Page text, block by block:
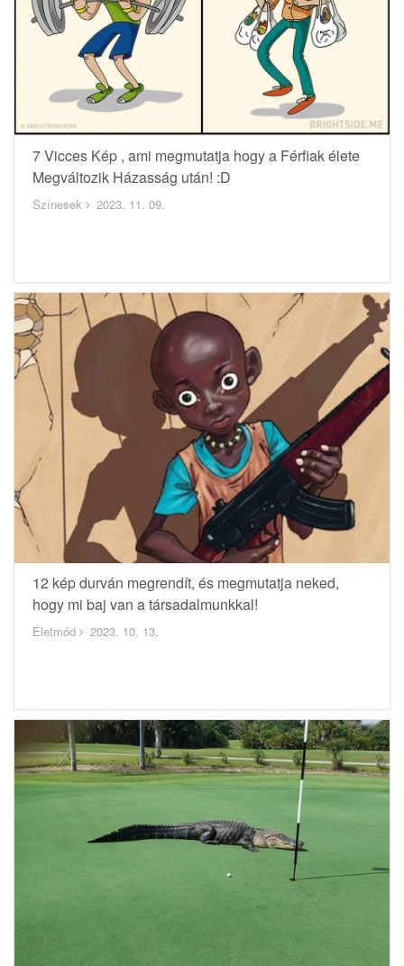
7 Vicces Kép , ami megmutatja hogy a Férfiak élete
Megváltozik Házasság után! :D
Színesek 2023. 11. 09.
12 kép durván megrendít, és megmutatja neked,
hogy mi baj van a társadalmunkkal!
Életmód 2023. 10. 13.